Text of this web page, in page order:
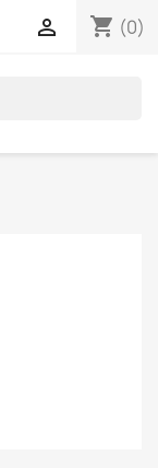
shopping_cart (0)
